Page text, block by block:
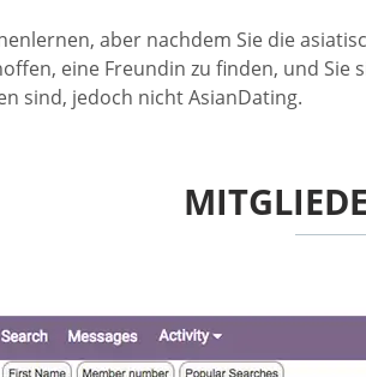
aber nachdem Sie die
eine Freundin zu finden, und
sind, jedoch nicht AsianDating.